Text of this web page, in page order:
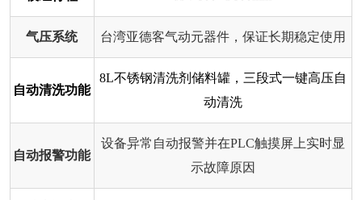
气压系统 台湾亚德客气动元器件，保证长期稳定使用
自动清洗功能
8L不锈钢清洗剂储料罐，三段式一键高压自
动清洗
自动报警功能
设备异常自动报警并在PLC触摸屏上实时显
示故障原因